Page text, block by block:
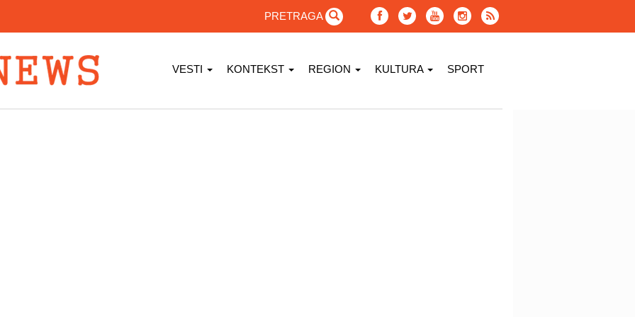
PRETRAGA
VESTI KONTEKST REGION KULTURA SPORT